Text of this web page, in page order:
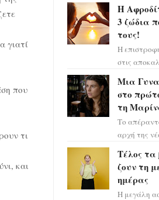
γιατί
που
τι
και
σκηνικό θυμίζει ταινία
Η
3 ζώδια
τους!
Η
στις
ορόσημο,
Μια
στο
τη
Το
αρχή της
Τέλος
ζουν τη
ημέρας
Η μεγάλη